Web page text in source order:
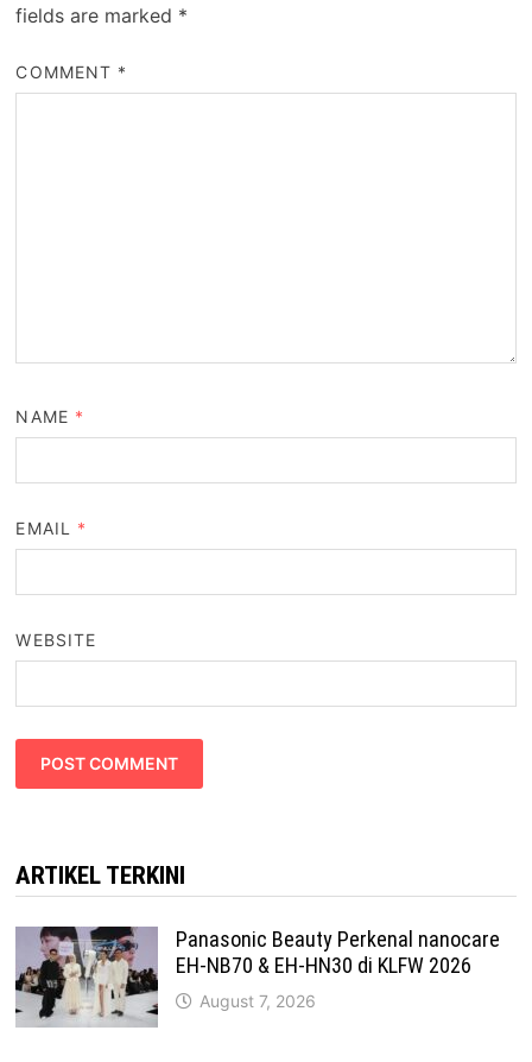
fields are marked *
COMMENT *
NAME *
EMAIL *
WEBSITE
ARTIKEL TERKINI
Panasonic Beauty Perkenal nanocare
EH-NB70 & EH-HN30 di KLFW 2026
August 7, 2026